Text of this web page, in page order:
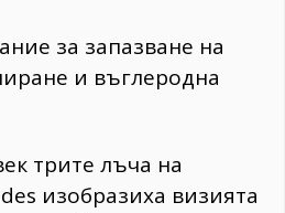
за запазване на
и въглеродна
трите лъча на
изобразиха визията